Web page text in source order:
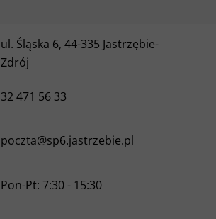
Pon-Pt: 7:30 - 15:30
poczta@sp6.jastrzebie.pl
32 471 56 33
ul. Śląska 6, 44-335 Jastrzębie-
Zdrój